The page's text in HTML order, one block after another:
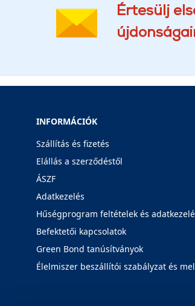
Értesülj
INFORMÁCIÓK
Szállítás és fizetés
Elállás a szerződéstől
ÁSZF
Adatkezelés
Hűségprogram feltételek és
Befektetői kapcsolatok
Green Bond tanúsítványok
Élelmiszer beszállítói szabályzat és